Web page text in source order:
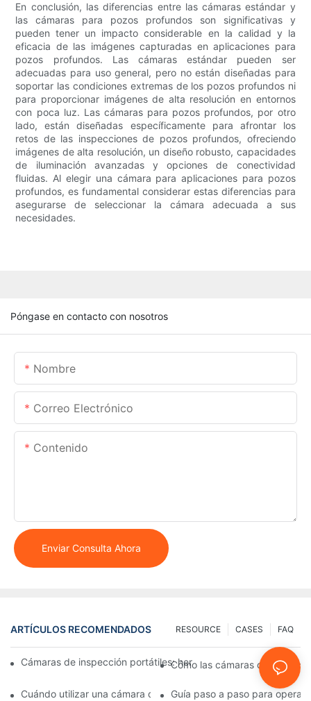
En conclusión, las diferencias entre las cámaras estándar y
las cámaras para pozos profundos son significativas y
pueden tener un impacto considerable en la calidad y la
eficacia de las imágenes capturadas en aplicaciones para
pozos profundos. Las cámaras estándar pueden ser
adecuadas para uso general, pero no están diseñadas para
soportar las condiciones extremas de los pozos profundos ni
para proporcionar imágenes de alta resolución en entornos
con poca luz. Las cámaras para pozos profundos, por otro
lado, están diseñadas específicamente para afrontar los
retos de las inspecciones de pozos profundos, ofreciendo
imágenes de alta resolución, un diseño robusto, capacidades
de iluminación avanzadas y opciones de conectividad
fluidas. Al elegir una cámara para aplicaciones para pozos
profundos, es fundamental considerar estas diferencias para
asegurarse de seleccionar la cámara adecuada a sus
necesidades.
Póngase en contacto con nosotros
Nombre
Correo Electrónico
Contenido
Enviar Consulta Ahora
ARTÍCULOS RECOMENDADOS FAQ
CASES
RESOURCE
Cámaras de inspección portátiles: herramientas esenciales
Cómo las cámaras de
Cuándo utilizar una cámara de inspección de pozos:
Guía paso a paso para